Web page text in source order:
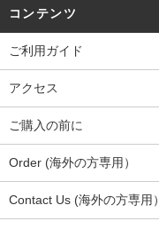
コンテンツ
ご利用ガイド
アクセス
ご購入の前に
Order (海外の方専用）
Contact Us (海外の方専用）